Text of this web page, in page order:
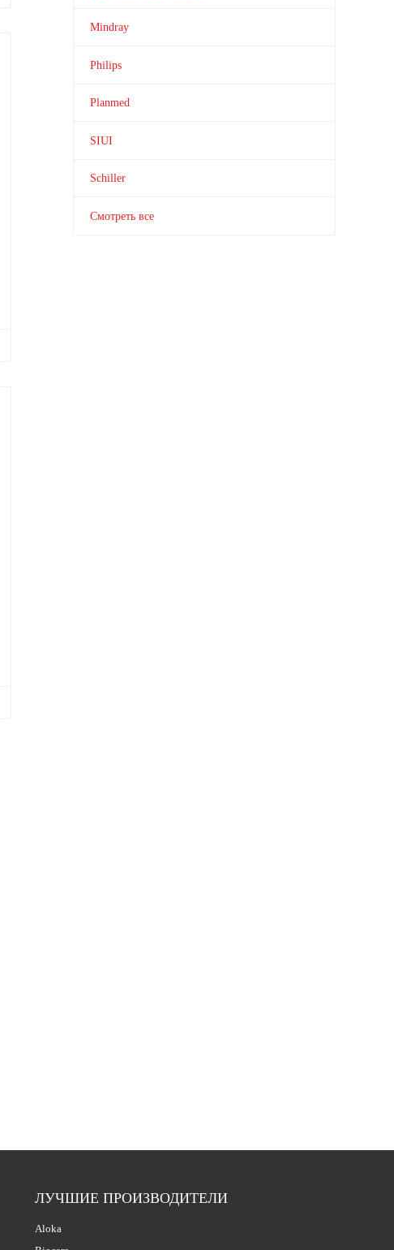
Mindray
Philips
Planmed
SIUI
Schiller
Смотреть все
ЛУЧШИЕ ПРОИЗВОДИТЕЛИ
Aloka